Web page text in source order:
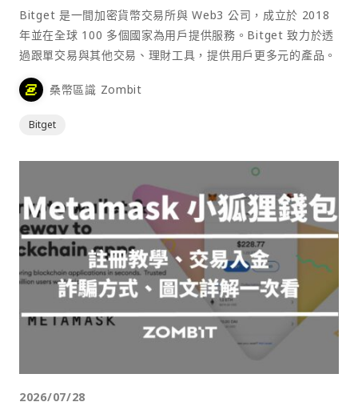
Bitget 是一間加密貨幣交易所與 Web3 公司，成立於 2018
年並在全球 100 多個國家為用戶提供服務。Bitget 致力於透
過跟單交易與其他交易、理財工具，提供用戶更多元的產品。
桑幣區識 Zombit
Bitget
2026/07/28